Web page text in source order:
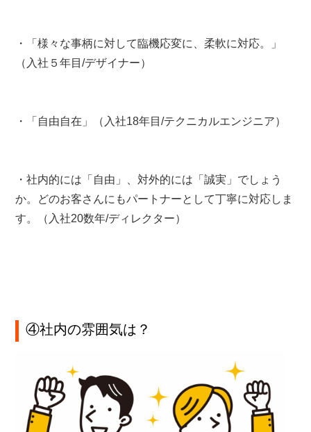
・「様々な事柄に対して臨機応変に、柔軟に対応。」
（入社５年目/デザイナー）
・「自由自在」（入社18年目/テクニカルエンジニア）
・社内的には「自由」、対外的には「誠実」でしょう
か。どのお客さんにもパートナーとして丁寧に対応しま
す。（入社20数年/ディレクター）
④社内の雰囲気は？